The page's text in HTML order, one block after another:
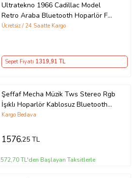
Ultratekno 1966 Cadillac Model
Retro Araba Bluetooth Hoparlör Fm
Radyo USB Tf Aux Destekli Speaker
Ücretsiz / 24 Saatte Kargo
Sepet Fiyatı 1319,91 TL
Şeffaf Mecha Müzik Tws Stereo Rgb
İşıklı Hoparlör Kablosuz Bluetooth
5.0 Taşınabilir Hoparlör V9
Kargo Bedava
1576,25 TL
572,70 TL'den Başlayan Taksitlerle